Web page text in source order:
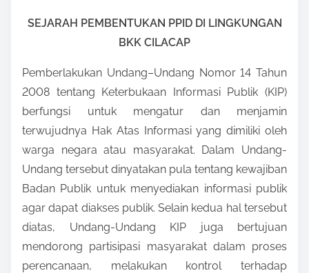
SEJARAH PEMBENTUKAN PPID DI LINGKUNGAN
BKK CILACAP
Pemberlakukan Undang–Undang Nomor 14 Tahun
2008 tentang Keterbukaan Informasi Publik (KIP)
berfungsi untuk mengatur dan menjamin
terwujudnya Hak Atas Informasi yang dimiliki oleh
warga negara atau masyarakat. Dalam Undang-
Undang tersebut dinyatakan pula tentang kewajiban
Badan Publik untuk menyediakan informasi publik
agar dapat diakses publik. Selain kedua hal tersebut
diatas, Undang-Undang KIP juga bertujuan
mendorong partisipasi masyarakat dalam proses
perencanaan, melakukan kontrol terhadap